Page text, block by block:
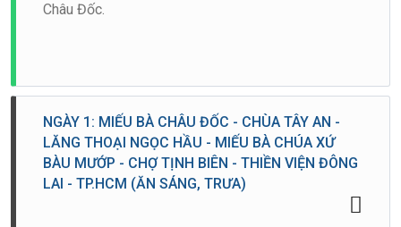
Châu Đốc.
NGÀY 1: MIẾU BÀ CHÂU ĐỐC - CHÙA TÂY AN -
LĂNG THOẠI NGỌC HẦU - MIẾU BÀ CHÚA XỨ
BÀU MƯỚP - CHỢ TỊNH BIÊN - THIỀN VIỆN ĐÔNG
LAI - TP.HCM (ĂN SÁNG, TRƯA)